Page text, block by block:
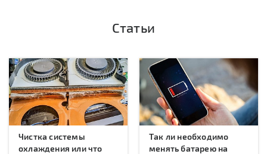
Статьи
Чистка системы
охлаждения или что
Так ли необходимо
менять батарею на